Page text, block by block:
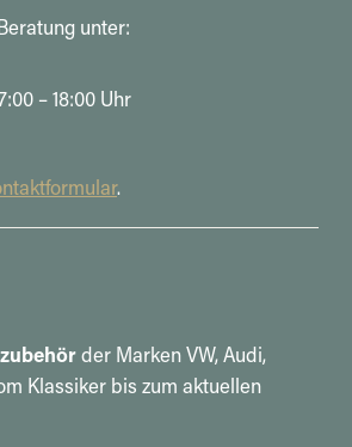
unter:
– 18:00 Uhr
.
der Marken VW, Audi,
Klassiker bis zum aktuellen